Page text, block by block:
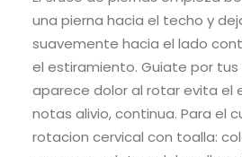
una pierna hacia el techo y
suavemente hacia el lado
el estiramiento. Guiate por tus
aparece dolor al rotar evita el
notas alivio, continua. Para el
rotacion cervical con toalla: